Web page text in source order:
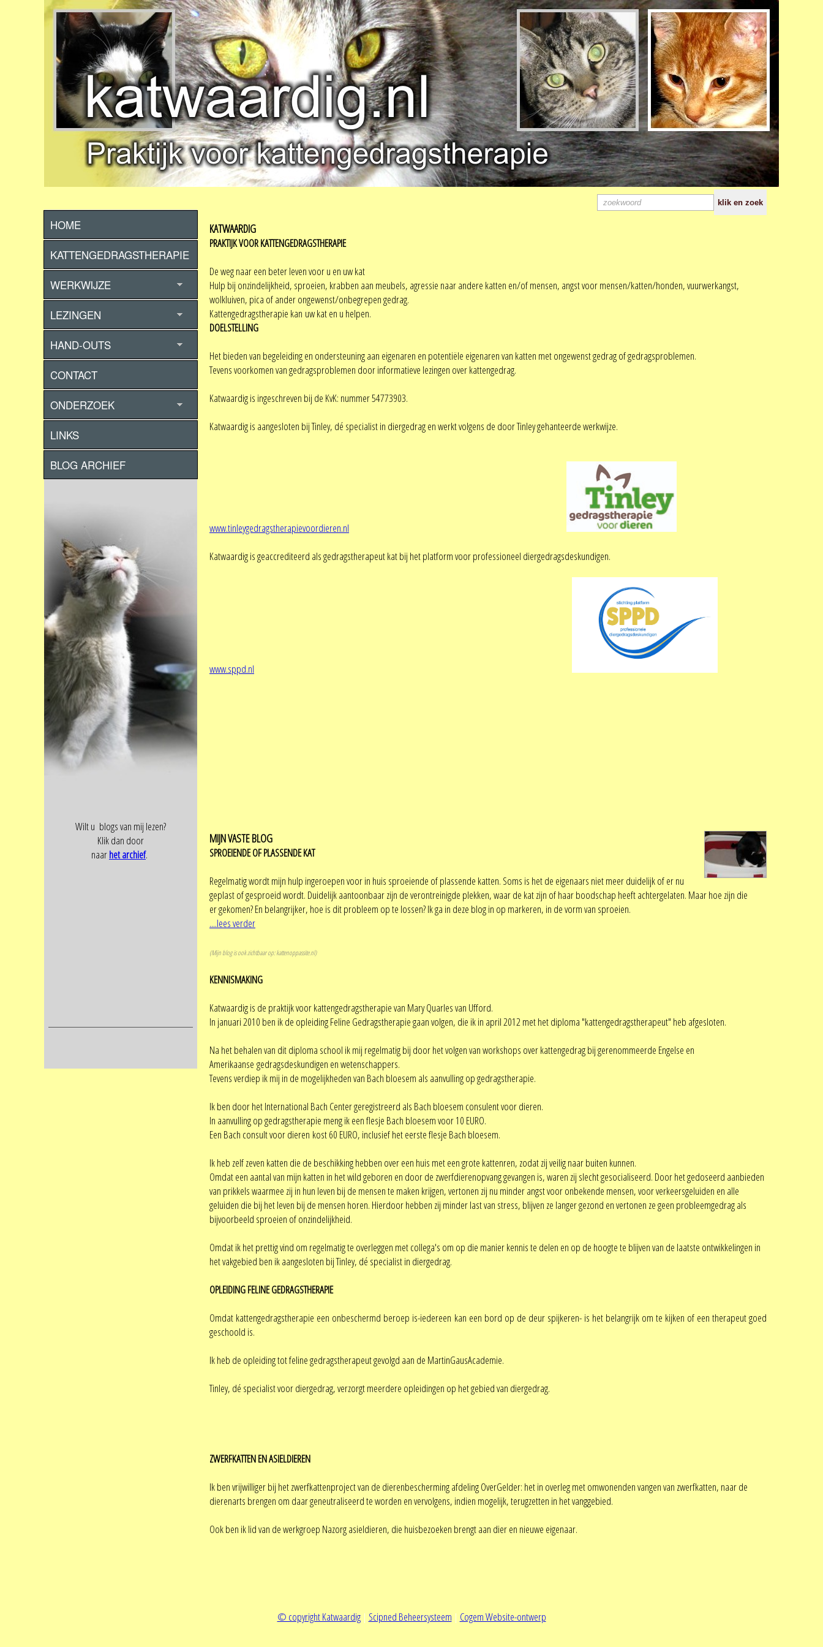
HOME
KATTENGEDRAGSTHERAPIE
WERKWIJZE
LEZINGEN
HAND-OUTS
CONTACT
ONDERZOEK
LINKS
BLOG ARCHIEF
Wilt u blogs van mij lezen?
Klik dan door
naarhet archief.
KATWAARDIG
PRAKTIJK VOOR KATTENGEDRAGSTHERAPIE
De weg naar een beter leven voor u en uw kat
Hulp bij onzindelijkheid, sproeien, krabben aan meubels, agressie naar andere katten en/of mensen, angst voor mensen/katten/honden, vuurwerkangst,
wolkluiven, pica of ander ongewenst/onbegrepen gedrag.
Kattengedragstherapie kan uw kat en u helpen.
DOELSTELLING
Het bieden van begeleiding en ondersteuning aan eigenaren en potentiële eigenaren van katten met ongewenst gedrag of gedragsproblemen.
Tevens voorkomen van gedragsproblemen door informatieve lezingen over kattengedrag.
Katwaardig is ingeschreven bij de KvK: nummer 54773903.
Katwaardig is aangesloten bij Tinley, dé specialist in diergedrag en werkt volgens de door Tinley gehanteerde werkwijze.
www.tinleygedragstherapievoordieren.nl
Katwaardig is geaccrediteerd als gedragstherapeut kat bij het platform voor professioneel diergedragsdeskundigen.
www.sppd.nl
MIJN VASTE BLOG
SPROEIENDEOF PLASSENDE KAT
Regelmatig wordt mijn hulp ingeroepen voor in huis sproeiende of plassende katten. Soms is het de eigenaars niet meer duidelijk of er nu
geplast of gesproeid wordt. Duidelijk aantoonbaar zijn de verontreinigde plekken, waar de kat zijn of haar boodschap heeft achtergelaten. Maar hoe zijn die
er gekomen? En belangrijker, hoe is dit probleem op te lossen? Ik ga in deze blog in op markeren, in de vorm van sproeien.
....lees verder
(Mijn blog is ook zichtbaar op:kattenoppassite.nl)
KENNISMAKING
Katwaardig is de praktijk voor kattengedragstherapie van Mary Quarles van Ufford.
In januari 2010 ben ik de opleiding Feline Gedragstherapie gaan volgen, die ik in april 2012 met het diploma "kattengedragstherapeut" heb afgesloten.
Na het behalen van dit diploma school ik mij regelmatig bij door het volgen van workshops over kattengedrag bij gerenommeerde Engelse en
Amerikaanse gedragsdeskundigen en wetenschappers.
Tevens verdiep ik mij in de mogelijkheden van Bach bloesem als aanvulling op gedragstherapie.
Ik ben door het International Bach Center geregistreerd als Bach bloesem consulent voor dieren.
In aanvulling op gedragstherapie meng ik een flesje Bach bloesem voor 10 EURO.
Een Bach consult voor dieren kost 60 EURO, inclusief het eerste flesje Bach bloesem.
Ik heb zelf zeven katten die de beschikking hebben over een huis met een grote kattenren, zodat zij veilig naar buiten kunnen.
Omdat een aantal van mijn katten in het wild geboren en door de zwerfdierenopvang gevangen is, waren zij slecht gesocialiseerd. Door het gedoseerd aanbieden
van prikkels waarmee zij in hun leven bij de mensen te maken krijgen, vertonen zij nu minder angst voor onbekende mensen, voor verkeersgeluiden en alle
geluiden die bij het leven bij de mensen horen. Hierdoor hebben zij minder last van stress, blijven ze langer gezond en vertonen ze geen probleemgedrag als
bijvoorbeeld sproeien of onzindelijkheid.
Omdat ik het prettig vind om regelmatig te overleggen met collega's om op die manier kennis te delen en op de hoogte te blijven van de laatste ontwikkelingen in
het vakgebied ben ik aangesloten bij Tinley, dé specialist in diergedrag.
OPLEIDING FELINE GEDRAGSTHERAPIE
Omdat kattengedragstherapie een onbeschermd beroep is-iedereen kan een bord op de deur spijkeren- is het belangrijk om te kijken of een therapeut goed
geschoold is.
Ik heb de opleiding tot feline gedragstherapeut gevolgd aan de MartinGausAcademie.
Tinley, dé specialist voor diergedrag, verzorgt meerdere opleidingen op het gebied van diergedrag.
ZWERFKATTEN EN ASIELDIEREN
Ik ben vrijwilliger bij het zwerfkattenproject van de dierenbescherming afdeling OverGelder: het in overleg met omwonenden vangen van zwerfkatten, naar de
dierenarts brengen om daar geneutraliseerd te worden en vervolgens, indien mogelijk, terugzetten in het vanggebied.
Ook ben ik lid van de werkgroep Nazorg asieldieren, die huisbezoeken brengt aan dier en nieuwe eigenaar.
© copyright Katwaardig| Scipned Beheersysteem | Cogem Website-ontwerp